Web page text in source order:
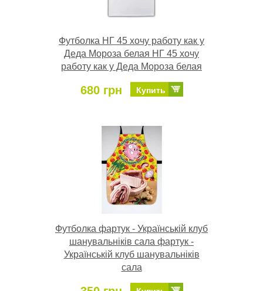
Футболка НГ 45 хочу работу как у
Деда Мороза белая НГ 45 хочу
работу как у Деда Мороза белая
680 грн Купить
Футболка фартук - Українській клуб
шанувальніків сала фартук -
Українській клуб шанувальніків
сала